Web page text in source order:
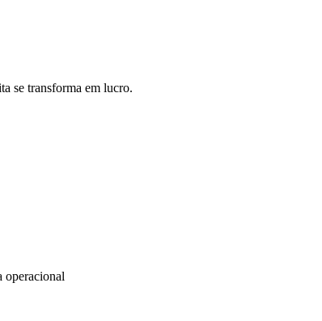
se transforma em lucro.
operacional